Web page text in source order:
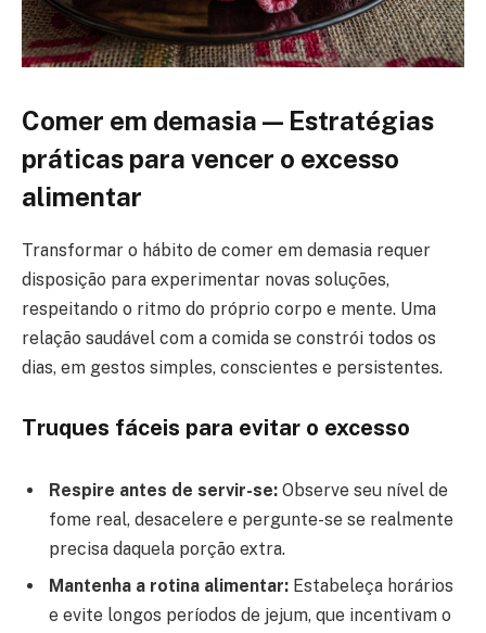
Comer em demasia — Estratégias
práticas para vencer o excesso
alimentar
Transformar o hábito de comer em demasia requer
disposição para experimentar novas soluções,
respeitando o ritmo do próprio corpo e mente. Uma
relação saudável com a comida se constrói todos os
dias, em gestos simples, conscientes e persistentes.
Truques fáceis para evitar o excesso
Respire antes de servir-se: Observe seu nível de
fome real, desacelere e pergunte-se se realmente
precisa daquela porção extra.
Mantenha a rotina alimentar: Estabeleça horários
e evite longos períodos de jejum, que incentivam o